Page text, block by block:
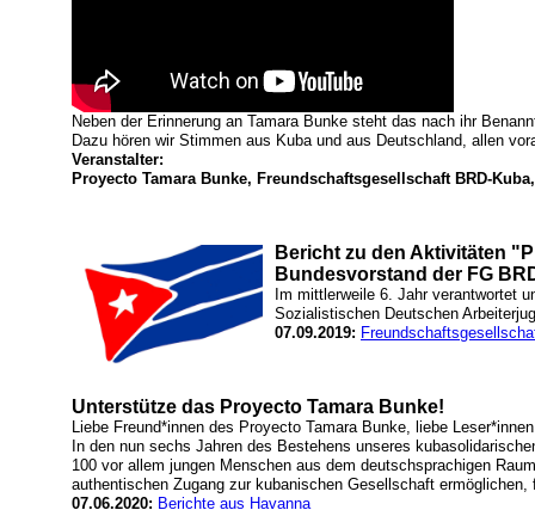
Neben der Erinnerung an Tamara Bunke steht das nach ihr
Dazu hören wir Stimmen aus Kuba und aus Deutschland, allen
Veranstalter:
Proyecto Tamara Bunke, Freundschaftsgesellschaft BRD-
Bericht zu den Aktivitäten
Bundesvorstand der FG
Im mittlerweile 6. Jahr verantwortet
Sozialistischen Deutschen
07.09.2019:
Unterstütze das Proyecto Tamara Bunke!
Liebe Freund*innen des Proyecto Tamara Bunke, liebe
In den nun sechs Jahren des Bestehens unseres
100 vor allem jungen Menschen aus dem deutschsprachigen
authentischen Zugang zur kubanischen Gesellschaft
07.06.2020: Berichte aus Havanna